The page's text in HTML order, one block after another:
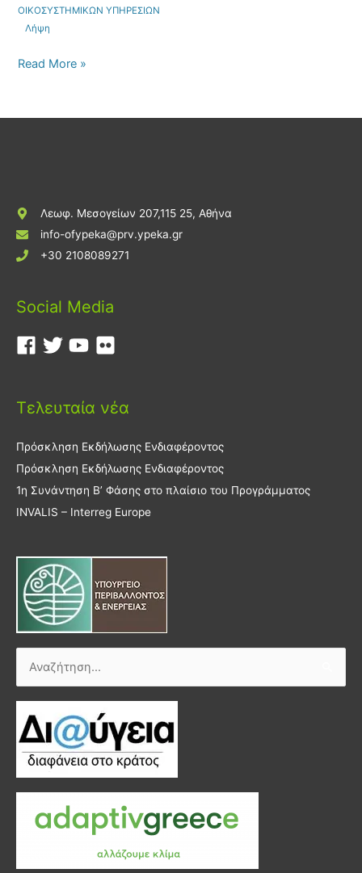
ΟΙΚΟΣΥΣΤΗΜΙΚΩΝ ΥΠΗΡΕΣΙΩΝ
Λήψη
Read More »
Λεωφ. Μεσογείων 207,115 25, Αθήνα
info-ofypeka@prv.ypeka.gr
+30 2108089271
Social Media
Τελευταία νέα
Πρόσκληση Εκδήλωσης Ενδιαφέροντος
Πρόσκληση Εκδήλωσης Ενδιαφέροντος
1η Συνάντηση Β’ Φάσης στο πλαίσιο του Προγράμματος
INVALIS – Interreg Europe
Αναζήτηση